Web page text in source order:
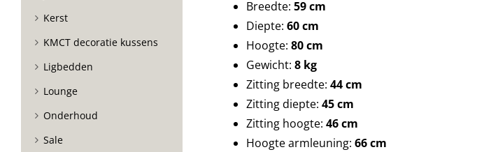
Breedte: 59 cm
Diepte: 60 cm
Hoogte: 80 cm
Gewicht: 8 kg
Zitting breedte: 44 cm
Zitting diepte: 45 cm
Zitting hoogte: 46 cm
Hoogte armleuning: 66 cm
Kerst
KMCT decoratie kussens
Ligbedden
Lounge
Onderhoud
Sale